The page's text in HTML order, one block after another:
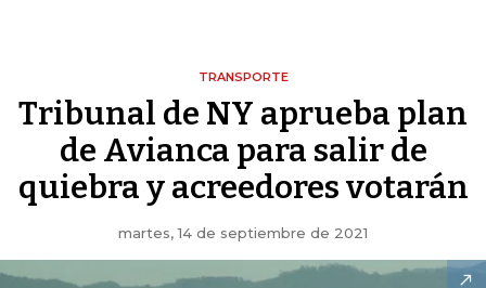
TRANSPORTE
Tribunal de NY aprueba plan
de Avianca para salir de
quiebra y acreedores votarán
martes, 14 de septiembre de 2021